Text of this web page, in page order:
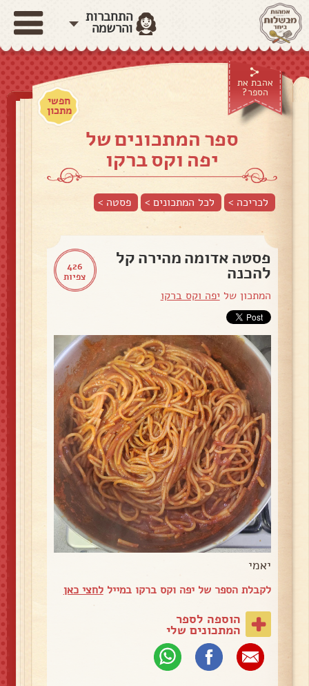
התחברות
והרשמה
אהבת את
הספר?
חפשי
מתכון
ספר המתכונים של
יפה וקס ברקו
לכריכה > לכל המתכונים > פסטה >
426
צפיות
פסטה אדומה מהירה קל
להכנה
המתכון של יפה וקס ברקו
יאמי
לקבלת הספר של יפה וקס ברקו במייללחצי כאן
הוספה לספר
המתכונים שלי